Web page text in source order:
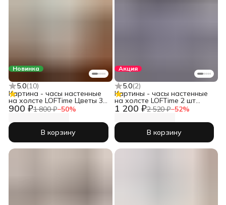
Новинка
5.0(10)
900 ₽1 800 ₽−50%
Картина - часы настенные
на холсте LOFTime Цветы 3D
бел мрамор
В корзину
Акция
5.0(2)
1 200 ₽2 520 ₽−52%
Картины - часы настенные
на холсте LOFTime 2 шт
30Х40 ДЕВУШКИ ЧЕРН ЗОЛ
Ч-623-3040
В корзину